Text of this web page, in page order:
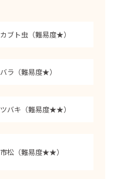
カブト虫（難易度★）
バラ（難易度★）
ツバキ（難易度★★）
市松（難易度★★）